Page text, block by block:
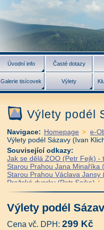
Úvodní info Časté dotazy
Galerie tisícovek Výlety
Výlety podél
Navigace: Homepage > e-
Výlety podél Sázavy (Ivan
Související odkazy:
Jak se dělá ZOO (Petr Fejk)
Starou Prahou Jana Minaříka
Starou Prahou Václava
Pražské dvorky (Petr Sojka) |
Praha v proměnách času
Antikvariát - Procházky
Zánik pražského ghetta
Plánování Prahy - Historie
Výlety podél
Cena vč. DPH: 299 Kč